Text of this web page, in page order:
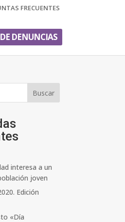
FRECUENTES
DENUNCIAS
Buscar
interesa a un
joven
Edición
«Día